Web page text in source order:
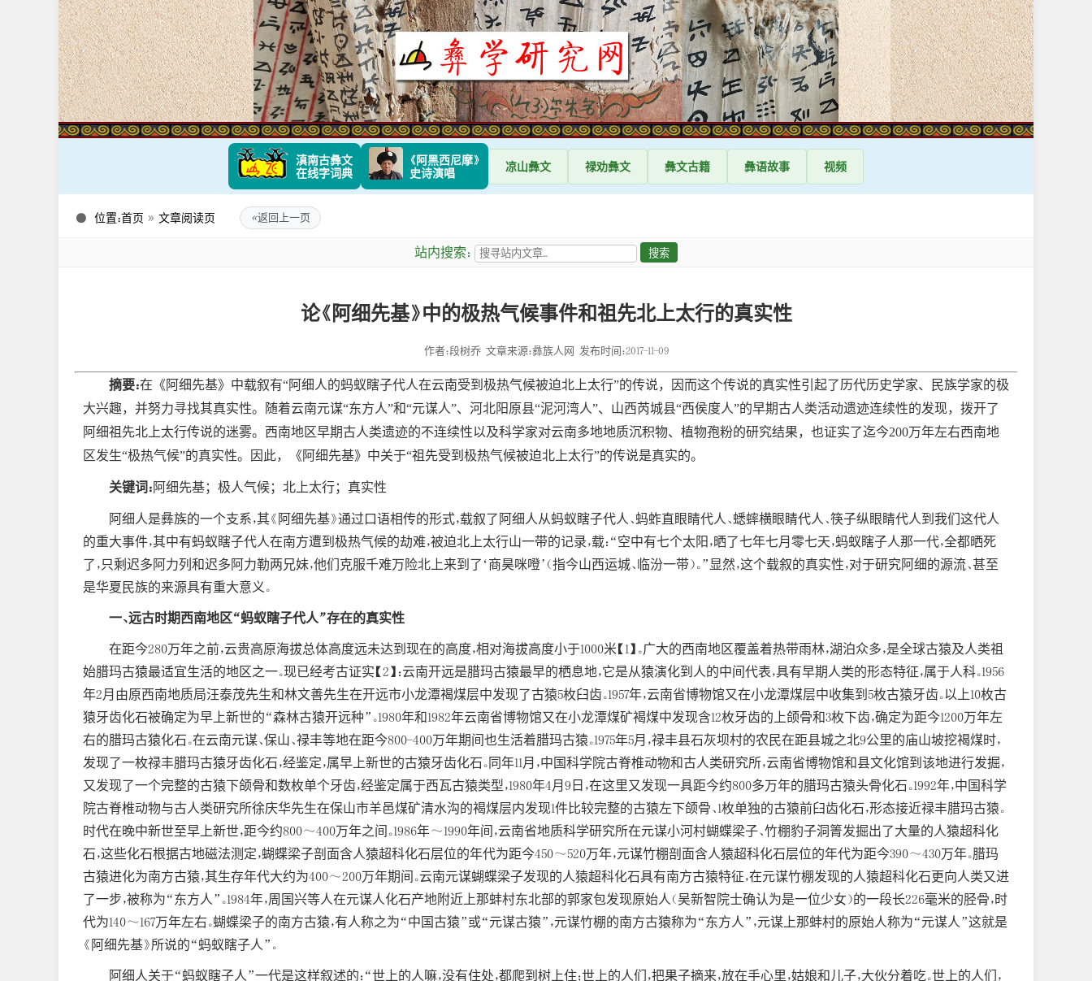
滇南古彝文
在线字词典
《阿黑西尼摩》
史诗演唱
凉山彝文 禄劝彝文 彝文古籍 彝语故事 视频
位置：首页 » 文章阅读页 «返回上一页
站内搜索：
论《阿细先基》中的极热气候事件和祖先北上太行的真实性
作者：段树乔 文章来源：彝族人网 发布时间：2017-11-09
摘要：在《阿细先基》中载叙有“阿细人的蚂蚁瞎子代人在云南受到极热气候被迫北上太行”的传说，因而这个传说的真实性引起了历代历史学家、民族学家的极
大兴趣，并努力寻找其真实性。随着云南元谋“东方人”和“元谋人”、河北阳原县“泥河湾人”、山西芮城县“西侯度人”的早期古人类活动遗迹连续性的发现，拨开了
阿细祖先北上太行传说的迷雾。西南地区早期古人类遗迹的不连续性以及科学家对云南多地地质沉积物、植物孢粉的研究结果，也证实了迄今200万年左右西南地
区发生“极热气候”的真实性。因此，《阿细先基》中关于“祖先受到极热气候被迫北上太行”的传说是真实的。
关键词： 阿细先基；极人气候；北上太行；真实性
阿细人是彝族的一个支系，其《阿细先基》通过口语相传的形式，载叙了阿细人从蚂蚁瞎子代人、蚂蚱直眼睛代人、蟋蟀横眼睛代人、筷子纵眼睛代人到我们这代人
的重大事件，其中有蚂蚁瞎子代人在南方遭到极热气候的劫难，被迫北上太行山一带的记录，载：“空中有七个太阳，晒了七年七月零七天，蚂蚁瞎子人那一代，全都晒死
了，只剩迟多阿力列和迟多阿力勒两兄妹，他们克服千难万险北上来到了‘商昊咪噔’（指今山西运城、临汾一带）。”显然，这个载叙的真实性，对于研究阿细的源流、甚至
是华夏民族的来源具有重大意义。
一、远古时期西南地区“蚂蚁瞎子代人”存在的真实性
在距今280万年之前，云贵高原海拔总体高度远未达到现在的高度，相对海拔高度小于1000米【1】。广大的西南地区覆盖着热带雨林，湖泊众多，是全球古猿及人类祖
始腊玛古猿最适宜生活的地区之一。现已经考古证实【2】：云南开远是腊玛古猿最早的栖息地，它是从猿演化到人的中间代表，具有早期人类的形态特征，属于人科。1956
年2月由原西南地质局汪泰茂先生和林文善先生在开远市小龙潭褐煤层中发现了古猿5枚臼齿。1957年，云南省博物馆又在小龙潭煤层中收集到5枚古猿牙齿。以上10枚古
猿牙齿化石被确定为早上新世的“森林古猿开远种”。1980年和1982年云南省博物馆又在小龙潭煤矿褐煤中发现含12枚牙齿的上颌骨和3枚下齿，确定为距今1200万年左
右的腊玛古猿化石。在云南元谋、保山、禄丰等地在距今800-400万年期间也生活着腊玛古猿。1975年5月，禄丰县石灰坝村的农民在距县城之北9公里的庙山坡挖褐煤时，
发现了一枚禄丰腊玛古猿牙齿化石，经鉴定，属早上新世的古猿牙齿化石。同年11月，中国科学院古脊椎动物和古人类研究所，云南省博物馆和县文化馆到该地进行发掘，
又发现了一个完整的古猿下颌骨和数枚单个牙齿，经鉴定属于西瓦古猿类型，1980年4月9日，在这里又发现一具距今约800多万年的腊玛古猿头骨化石。1992年，中国科学
院古脊椎动物与古人类研究所徐庆华先生在保山市羊邑煤矿清水沟的褐煤层内发现1件比较完整的古猿左下颌骨、1枚单独的古猿前臼齿化石，形态接近禄丰腊玛古猿。
时代在晚中新世至早上新世，距今约800～400万年之间。1986年～1990年间，云南省地质科学研究所在元谋小河村蝴蝶梁子、竹棚豹子洞箐发掘出了大量的人猿超科化
石，这些化石根据古地磁法测定，蝴蝶梁子剖面含人猿超科化石层位的年代为距今450～520万年，元谋竹棚剖面含人猿超科化石层位的年代为距今390～430万年。腊玛
古猿进化为南方古猿，其生存年代大约为400～200万年期间。云南元谋蝴蝶梁子发现的人猿超科化石具有南方古猿特征，在元谋竹棚发现的人猿超科化石更向人类又进
了一步，被称为“东方人”。1984年，周国兴等人在元谋人化石产地附近上那蚌村东北部的郭家包发现原始人（吴新智院士确认为是一位少女）的一段长226毫米的胫骨，时
代为140～167万年左右。蝴蝶梁子的南方古猿，有人称之为“中国古猿”或“元谋古猿”，元谋竹棚的南方古猿称为“东方人”，元谋上那蚌村的原始人称为“元谋人”这就是
《阿细先基》所说的“蚂蚁瞎子人”。
阿细人关于“蚂蚁瞎子人”一代是这样叙述的：“世上的人嘛，没有住处，都爬到树上住；世上的人们，把果子摘来，放在手心里，姑娘和儿子，大伙分着吃。世上的人们，